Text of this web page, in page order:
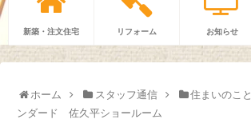
新築・注文住宅 リフォーム お知らせ
ホーム スタッフ通信 住まいのこと
ンダード 佐久平ショールーム